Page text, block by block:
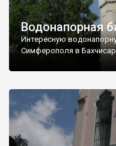
Водонапорная
Интересную
Симферополя в